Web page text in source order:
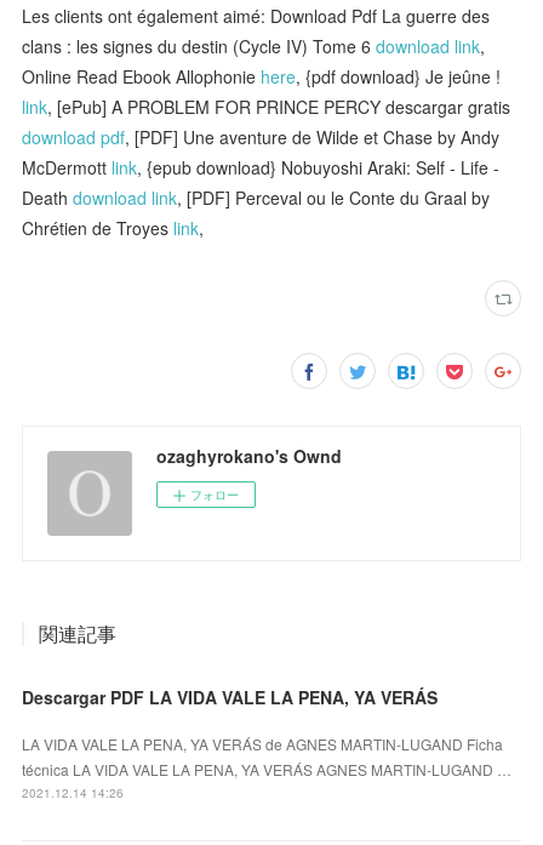
Les clients ont également aimé: Download Pdf La guerre des
clans : les signes du destin (Cycle IV) Tome 6download link,
Online Read Ebook Allophonie here, {pdf download} Je jeûne !
link, [ePub] A PROBLEM FOR PRINCE PERCY descargar gratis
download pdf, [PDF] Une aventure de Wilde et Chase by Andy
McDermott link, {epub download} Nobuyoshi Araki: Self - Life -
Deathdownload link, [PDF] Perceval ou le Conte du Graal by
Chrétien de Troyes link,
ozaghyrokano's Ownd
フォロー
関連記事
Descargar PDF LA VIDA VALE LA PENA, YA VERÁS
LA VIDA VALE LA PENA, YA VERÁS de AGNES MARTIN-LUGAND Ficha
técnica LA VIDA VALE LA PENA, YA VERÁS AGNES MARTIN-LUGAND …
2021.12.14 14:26